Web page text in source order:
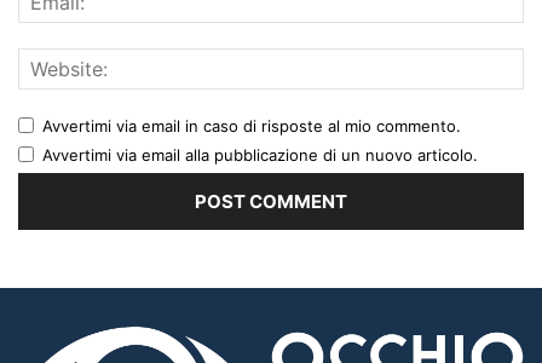
Avvertimi via email in caso di risposte al mio commento.
Avvertimi via email alla pubblicazione di un nuovo articolo.